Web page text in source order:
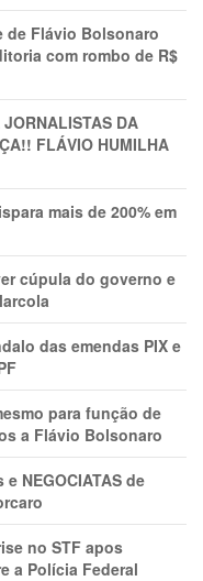
de Flávio Bolsonaro
com rombo de R$
DA
FLÁVIO HUMILHA
mais de 200% em
cúpula do governo e
das emendas PIX e
para função de
a Flávio Bolsonaro
NEGOCIATAS de
no STF apos
a Polícia Federal